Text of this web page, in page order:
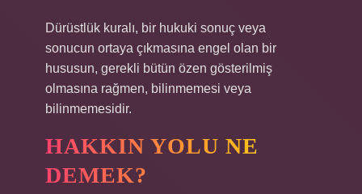
Dürüstlük kuralı, bir hukuki sonuç veya
sonucun ortaya çıkmasına engel olan bir
hususun, gerekli bütün özen gösterilmiş
olmasına rağmen, bilinmemesi veya
bilinmemesidir.
HAKKIN YOLU NE
DEMEK?